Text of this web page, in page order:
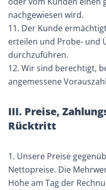
nachgewiesen wird.
11. Der Kunde
erteilen und Probe- und
durchzuführen.
12. Wir sind berechtigt,
angemessene
III. Preise,
Rücktritt
1. Unsere Preise
Nettopreise. Die
Höhe am Tag der